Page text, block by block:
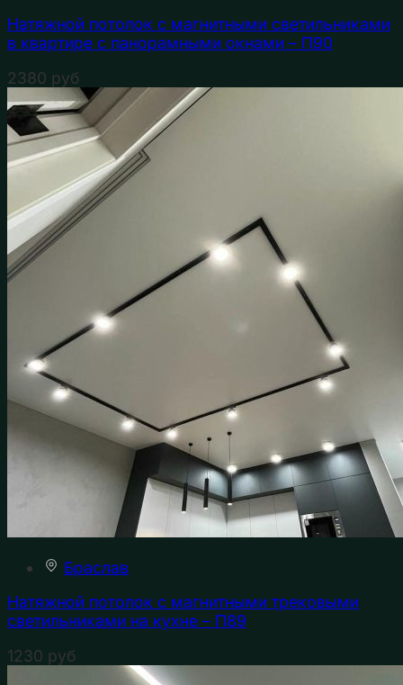
Натяжной потолок с магнитными светильниками
в квартире с панорамными окнами – П90
2380 руб
Браслав
Натяжной потолок с магнитными трековыми
светильниками на кухне – П89
1230 руб